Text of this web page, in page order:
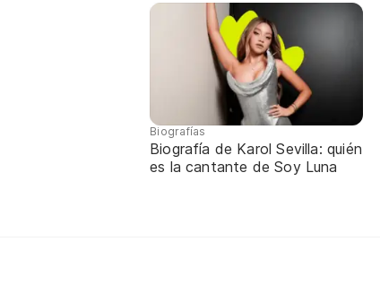
Biografías
Biografía de Karol Sevilla: quién
es la cantante de Soy Luna